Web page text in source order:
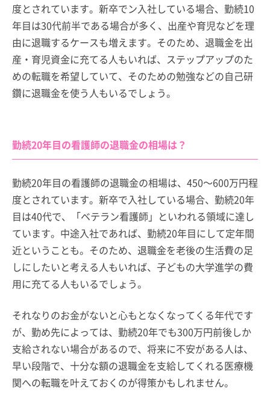
度とされています。新卒でン入社している場合、勤続10
年目は30代前半である場合が多く、出産や育児などを理
由に退職するケースも増えます。そのため、退職金を出
産・育児資金に充てる人もいれば、ステップアップのた
めの転職を希望していて、そのための勉強などの自己研
鑽に退職金を使う人もいるでしょう。
勤続20年目の看護師の退職金の相場は？
勤続20年目の看護師の退職金の相場は、450～600万円程
度とされています。新卒で入社している場合、勤続20年
目は40代で、「ベテラン看護師」といわれる領域に達し
ています。中途入社であれば、勤続20年目にして定年間
近ということも。そのため、退職金を老後の生活費の足
しにしたいと考える人もいれば、子どもの大学進学の費
用に充てる人もいるでしょう。
それなりのお金がないと心もとなくなってくる年代です
が、勤め先によっては、勤続20年でも300万円前後しか
支給されない場合があるので、将来に不安がある人は、
早い段階で、十分な額の退職金を支給してくれる医療機
関への転職を叶えておくのが得策かもしれません。